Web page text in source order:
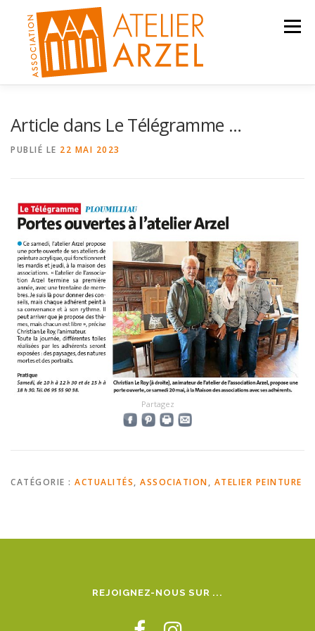
contenu
Menu
Article dans Le Télégramme …
PUBLIÉ LE 22 MAI 2023
Partagez
CATÉGORIE : ACTUALITÉS, ASSOCIATION, ATELIER PEINTURE
REJOIGNEZ-NOUS SUR ...